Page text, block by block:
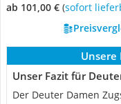
ab 101,00 € ( Sofort
Unsere
Unser Fazit für
Der Deuter Damen